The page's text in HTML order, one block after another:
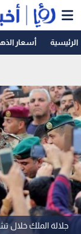
الرئيسية أسعار
جلالة الملك خلال